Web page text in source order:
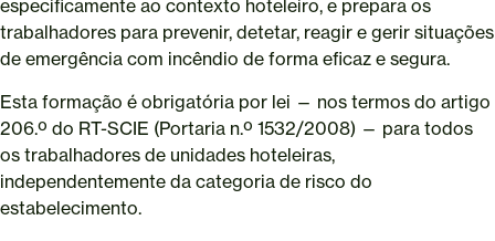
especificamente ao contexto hoteleiro, e prepara os
trabalhadores para prevenir, detetar, reagir e gerir situações
de emergência com incêndio de forma eficaz e segura.
Esta formação é obrigatória por lei — nos termos do artigo
206.º do RT-SCIE (Portaria n.º 1532/2008) — para todos
os trabalhadores de unidades hoteleiras,
independentemente da categoria de risco do
estabelecimento.